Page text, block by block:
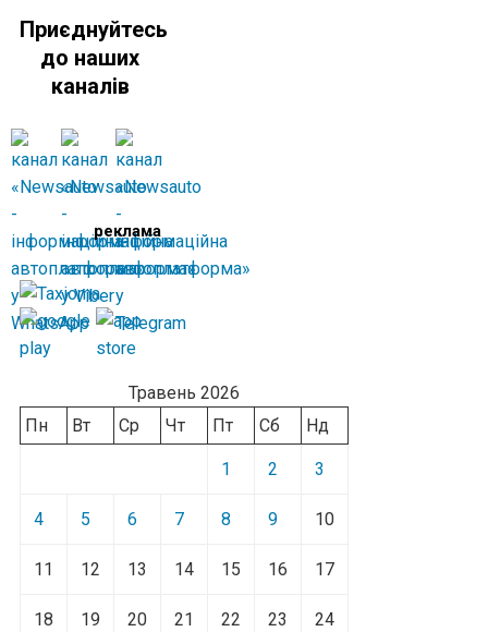
Приєднуйтесь
до наших
каналів
реклама
Травень 2026
Пн
Вт Ср Чт Пт Сб Нд
1 2 3
4 5 6 7 8 9 10
11 12 13 14 15 16 17
18 19 20 21 22 23 24